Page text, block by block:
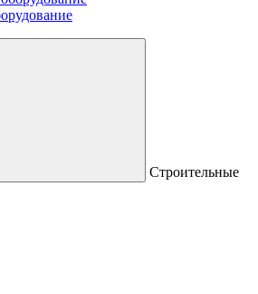
Строительные